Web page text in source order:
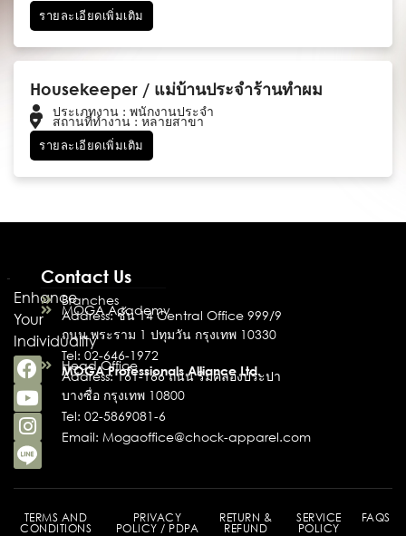
รายละเอียดเพิ่มเติม
Housekeeper / แม่บ้านประจำร้านทำผม
ประเภทงาน : พนักงานประจำ
สถานที่ทำงาน : หลายสาขา
รายละเอียดเพิ่มเติม
Enhance
Your
Individuality
Contact Us
Branches
MOGA Academy
Address: ชั้น 14 Central Office 999/9
ถนน พระราม 1 ปทุมวัน กรุงเทพ 10330
Tel: 02-646-1972
Head Office
MOGA Professionals Alliance Ltd.
Address: 161-166 ถนน ริมคลองประปา
บางซื่อ กรุงเทพ 10800
Tel: 02-5869081-6
Email: Mogaoffice@chock-apparel.com
TERMS AND
CONDITIONS
PRIVACY
POLICY / PDPA
RETURN &
REFUND
SERVICE
POLICY
FAQS